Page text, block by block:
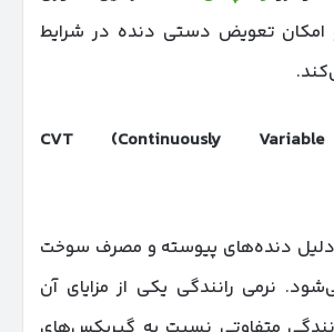
امکان تعویض دستی دنده در شرایط
CVT (Continuously Variable
دنده‌های پیوسته و مصرف سوخت
نرمی رانندگی یکی از مزایای آن